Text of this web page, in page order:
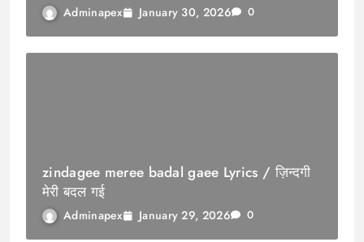
Adminapex January 30, 2026 0
zindagee meree badal gaee Lyrics / ज़िन्दगी
मेरी बदल गई
Adminapex January 29, 2026 0